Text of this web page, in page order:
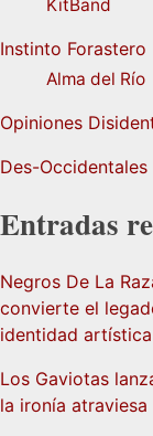
KitBand
Instinto Forastero
Alma del Río
Opiniones
Des-Occidentales
Entradas
Negros De La
convierte el
identidad artística
Los Gaviotas
la ironía